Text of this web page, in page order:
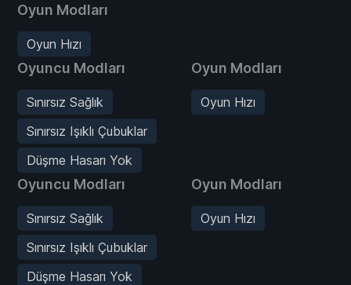
Oyun Modları
Oyun Hızı
Oyuncu Modları
Sınırsız Sağlık
Sınırsız Işıklı Çubuklar
Düşme Hasarı Yok
Oyun Modları
Oyun Hızı
Oyuncu Modları
Sınırsız Sağlık
Sınırsız Işıklı Çubuklar
Düşme Hasarı Yok
Oyun Modları
Oyun Hızı